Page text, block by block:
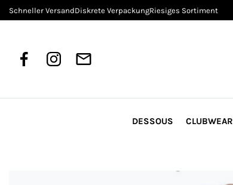
Schneller VersandDiskrete VerpackungRiesiges Sortiment
DESSOUS CLUBWEAR